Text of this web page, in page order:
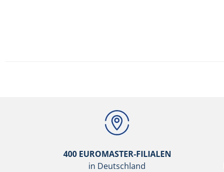
400 EUROMASTER-FILIALEN
in Deutschland